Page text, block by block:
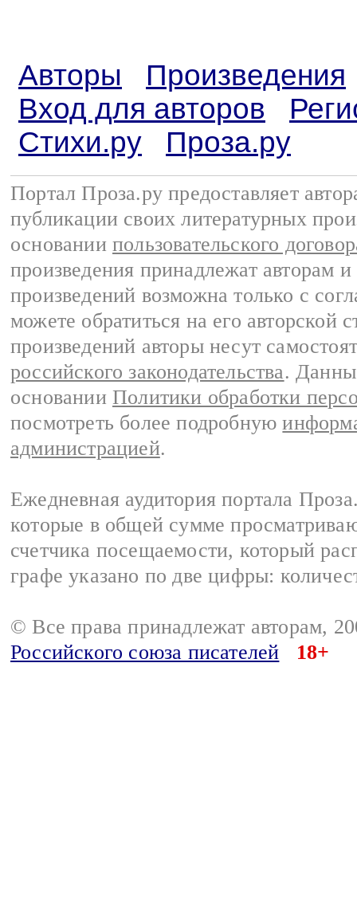
Авторы
Произведения
Вход для авторов
Стихи.ру
Проза.ру
Портал Проза.ру предоставляет
публикации своих литературных
основании пользовательского
произведения принадлежат авторам
произведений возможна только с
можете обратиться на его авторской
произведений авторы несут
российского законодательства.
основании Политики обработки
посмотреть более подробную
администрацией.
Ежедневная аудитория портала
которые в общей сумме
счетчика посещаемости, который
графе указано по две цифры:
© Все права принадлежат авторам,
Российского союза писателей
18+